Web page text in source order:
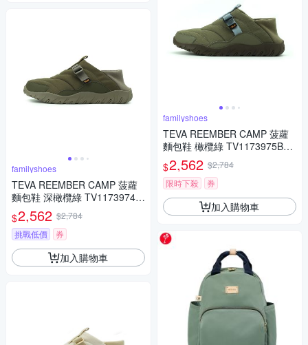
familyshoes
TEVA REEMBER CAMP 菠蘿
麵包鞋 深橄欖綠 TV1173974D
OL 男鞋
$2,562 $2,784
挑戰低價
券
加入購物車
familyshoes
TEVA REEMBER CAMP 菠蘿
麵包鞋 橄欖綠 TV1173975BTO
女鞋
$2,562 $2,784
限時下殺
券
加入購物車